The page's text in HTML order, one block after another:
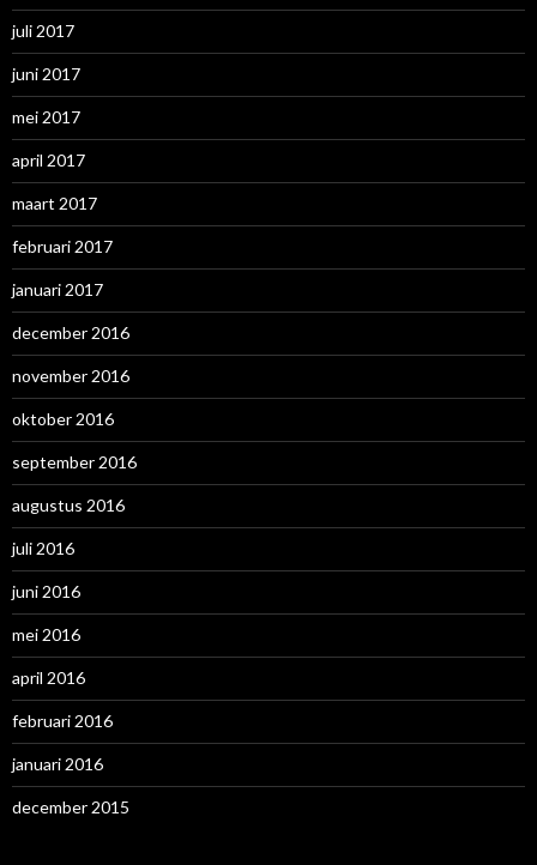
juli 2017
juni 2017
mei 2017
april 2017
maart 2017
februari 2017
januari 2017
december 2016
november 2016
oktober 2016
september 2016
augustus 2016
juli 2016
juni 2016
mei 2016
april 2016
februari 2016
januari 2016
december 2015